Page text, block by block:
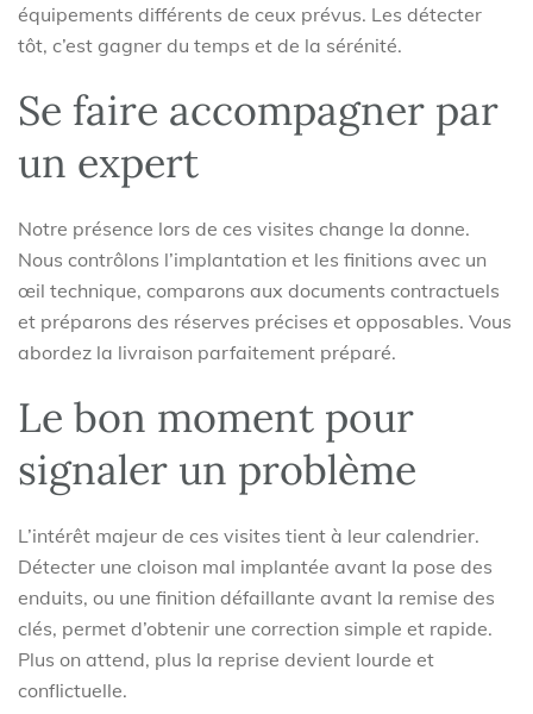
équipements différents de ceux prévus. Les détecter
tôt, c’est gagner du temps et de la sérénité.
Se faire accompagner par
un expert
Notre présence lors de ces visites change la donne.
Nous contrôlons l’implantation et les finitions avec un
œil technique, comparons aux documents contractuels
et préparons des réserves précises et opposables. Vous
abordez la livraison parfaitement préparé.
Le bon moment pour
signaler un problème
L’intérêt majeur de ces visites tient à leur calendrier.
Détecter une cloison mal implantée avant la pose des
enduits, ou une finition défaillante avant la remise des
clés, permet d’obtenir une correction simple et rapide.
Plus on attend, plus la reprise devient lourde et
conflictuelle.